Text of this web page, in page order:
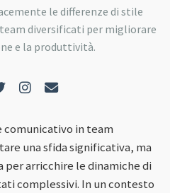
le differenze di stile
diversificati per migliorare
e la produttività.
in team
una sfida significativa, ma
arricchire le dinamiche di
complessivi. In un contesto